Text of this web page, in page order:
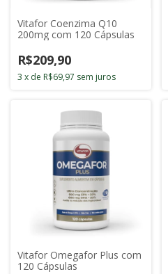
Vitafor Coenzima Q10
200mg com 120 Cápsulas
R$209,90
3 x de R$69,97 sem juros
Vitafor Omegafor Plus com
120 Cápsulas